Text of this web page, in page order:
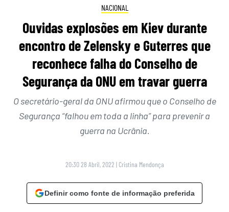
NACIONAL
Ouvidas explosões em Kiev durante
encontro de Zelensky e Guterres que
reconhece falha do Conselho de
Segurança da ONU em travar guerra
O secretário-geral da ONU afirmou que o Conselho de
Segurança “falhou em toda a linha” para prevenir a
guerra na Ucrânia.
20:30 28 Abril, 2022 | Cristina Mendonça
Definir como fonte de informação preferida